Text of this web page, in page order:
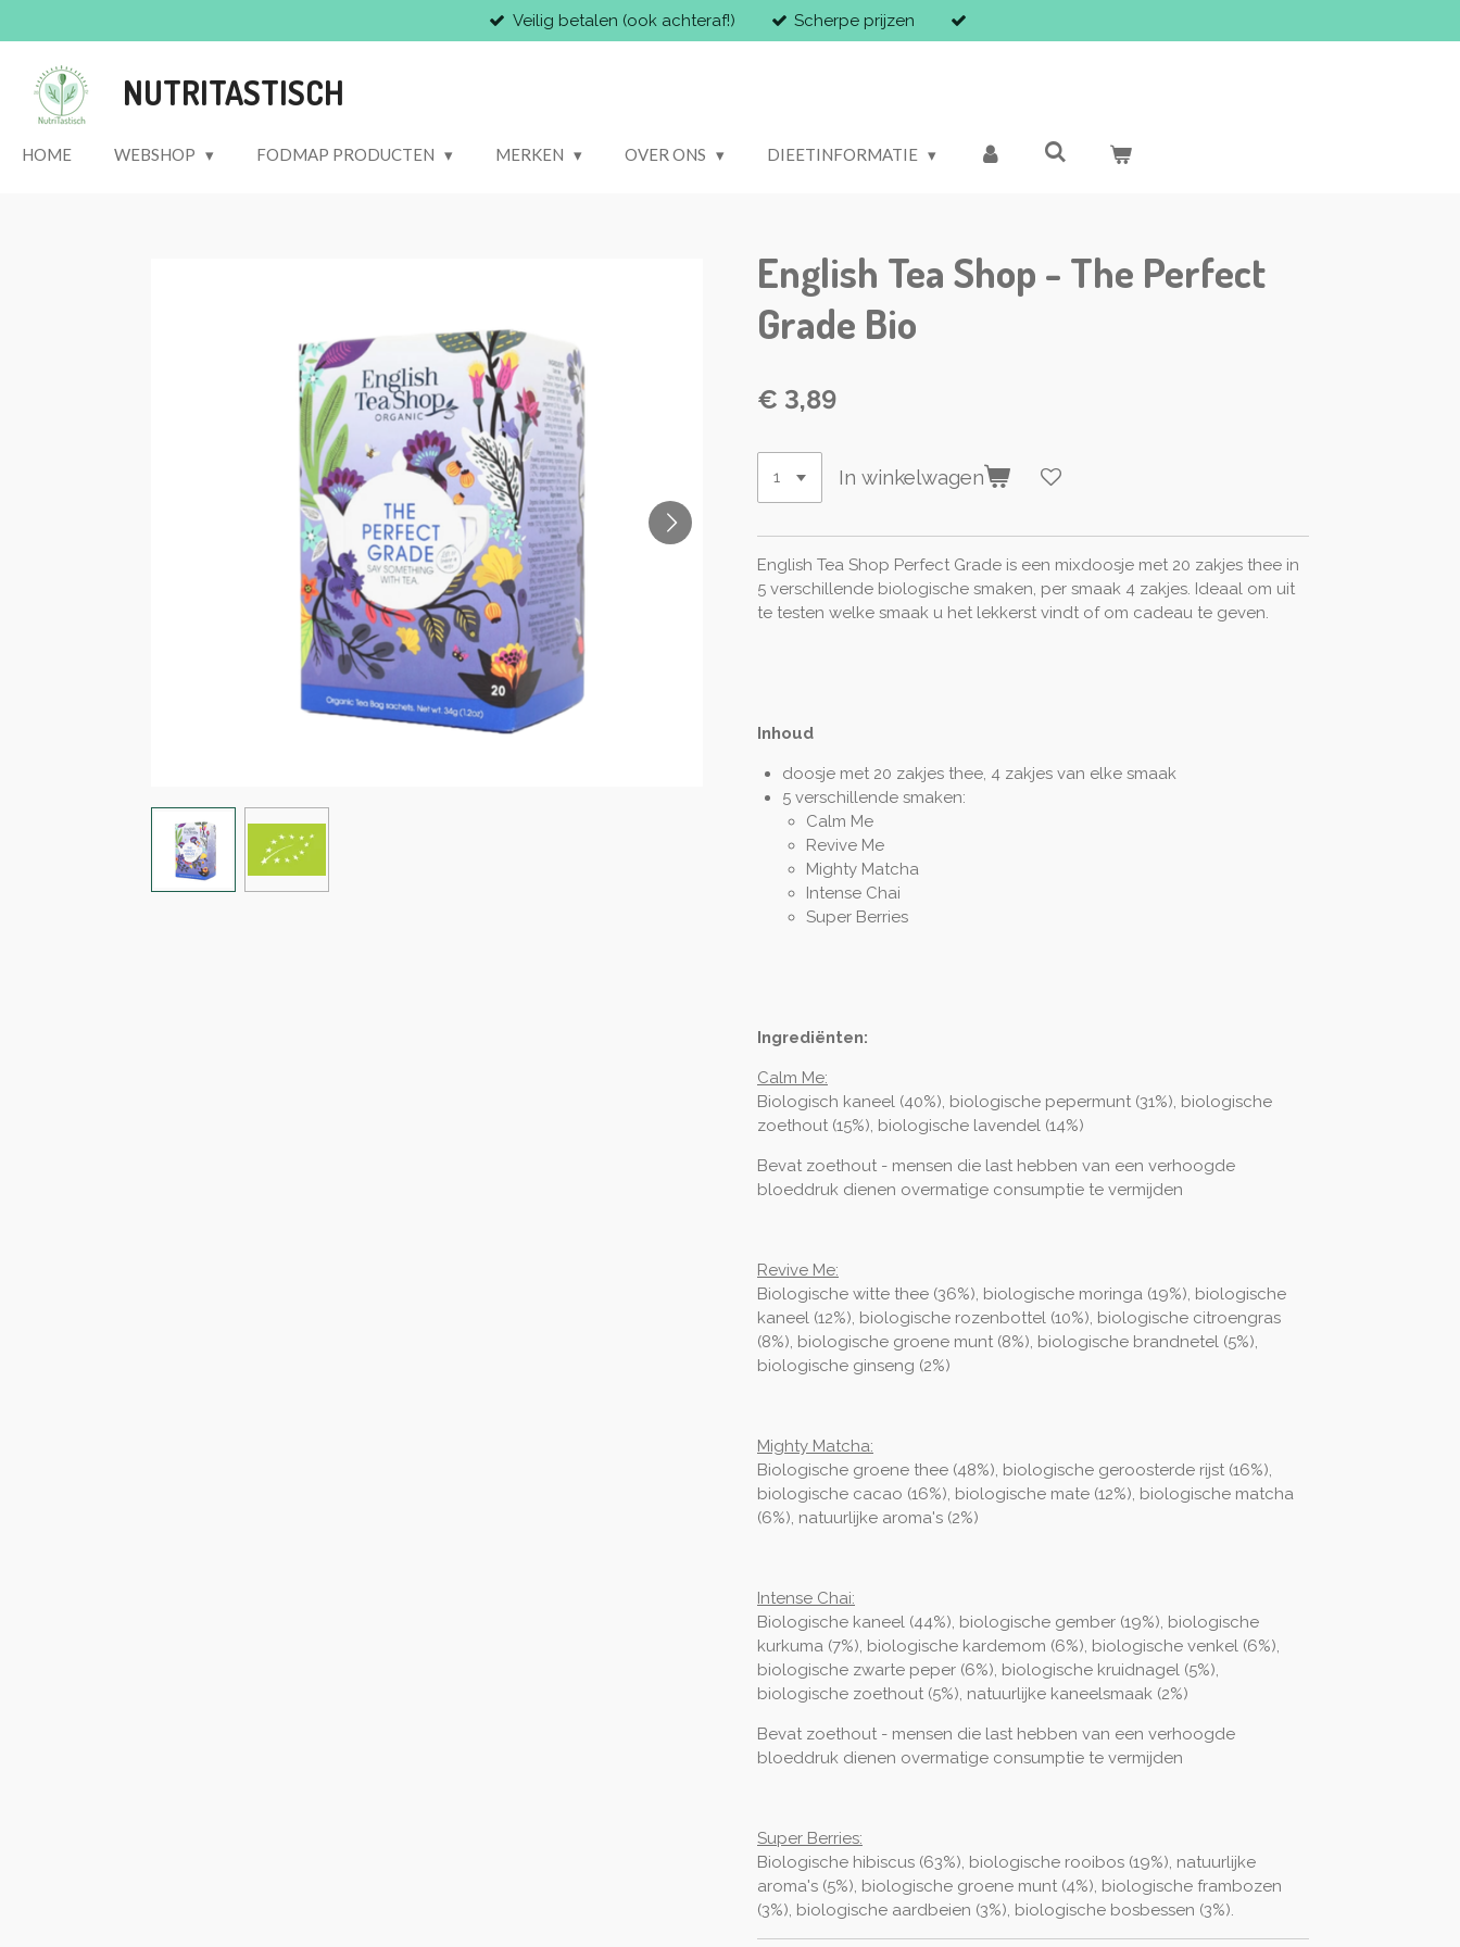
direct
naar
hoofdinhoud
Veilig betalen (ook achteraf!) Scherpe prijzen
NUTRITASTISCH
HOME WEBSHOP FODMAP PRODUCTEN MERKEN OVER ONS DIEETINFORMATIE
English Tea Shop - The Perfect
Grade Bio
€ 3,89
In winkelwagen
English Tea Shop Perfect Grade is een mixdoosje met 20 zakjes thee in
5 verschillende biologische smaken, per smaak 4 zakjes. Ideaal om uit
te testen welke smaak u het lekkerst vindt of om cadeau te geven.
Inhoud
doosje met 20 zakjes thee, 4 zakjes van elke smaak
5 verschillende smaken:
Calm Me
Revive Me
Mighty Matcha
Intense Chai
Super Berries
Ingrediënten:
Calm Me:
Biologisch kaneel (40%), biologische pepermunt (31%), biologische
zoethout (15%), biologische lavendel (14%)
Bevat zoethout - mensen die last hebben van een verhoogde
bloeddruk dienen overmatige consumptie te vermijden
Revive Me:
Biologische witte thee (36%), biologische moringa (19%), biologische
kaneel (12%), biologische rozenbottel (10%), biologische citroengras
(8%), biologische groene munt (8%), biologische brandnetel (5%),
biologische ginseng (2%)
Mighty Matcha:
Biologische groene thee (48%), biologische geroosterde rijst (16%),
biologische cacao (16%), biologische mate (12%), biologische matcha
(6%), natuurlijke aroma's (2%)
Intense Chai:
Biologische kaneel (44%), biologische gember (19%), biologische
kurkuma (7%), biologische kardemom (6%), biologische venkel (6%),
biologische zwarte peper (6%), biologische kruidnagel (5%),
biologische zoethout (5%), natuurlijke kaneelsmaak (2%)
Bevat zoethout - mensen die last hebben van een verhoogde
bloeddruk dienen overmatige consumptie te vermijden
Super Berries:
Biologische hibiscus (63%), biologische rooibos (19%), natuurlijke
aroma's (5%), biologische groene munt (4%), biologische frambozen
(3%), biologische aardbeien (3%), biologische bosbessen (3%).